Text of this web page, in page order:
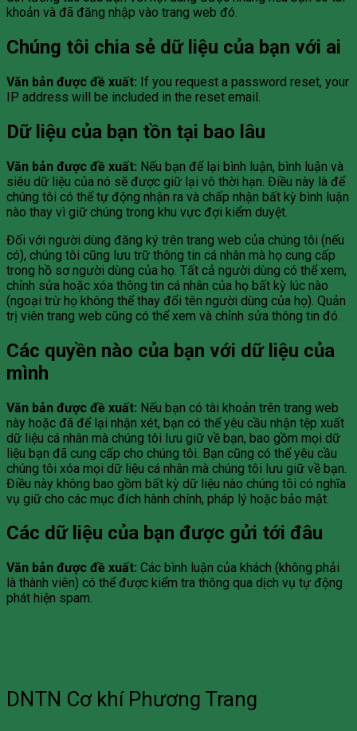
khoản và đã đăng nhập vào trang web đó.
Chúng tôi chia sẻ dữ liệu của bạn với ai
Văn bản được đề xuất: If you request a password reset, your
IP address will be included in the reset email.
Dữ liệu của bạn tồn tại bao lâu
Văn bản được đề xuất: Nếu bạn để lại bình luận, bình luận và
siêu dữ liệu của nó sẽ được giữ lại vô thời hạn. Điều này là để
chúng tôi có thể tự động nhận ra và chấp nhận bất kỳ bình luận
nào thay vì giữ chúng trong khu vực đợi kiểm duyệt.
Đối với người dùng đăng ký trên trang web của chúng tôi (nếu
có), chúng tôi cũng lưu trữ thông tin cá nhân mà họ cung cấp
trong hồ sơ người dùng của họ. Tất cả người dùng có thể xem,
chỉnh sửa hoặc xóa thông tin cá nhân của họ bất kỳ lúc nào
(ngoại trừ họ không thể thay đổi tên người dùng của họ). Quản
trị viên trang web cũng có thể xem và chỉnh sửa thông tin đó.
Các quyền nào của bạn với dữ liệu của
mình
Văn bản được đề xuất: Nếu bạn có tài khoản trên trang web
này hoặc đã để lại nhận xét, bạn có thể yêu cầu nhận tệp xuất
dữ liệu cá nhân mà chúng tôi lưu giữ về bạn, bao gồm mọi dữ
liệu bạn đã cung cấp cho chúng tôi. Bạn cũng có thể yêu cầu
chúng tôi xóa mọi dữ liệu cá nhân mà chúng tôi lưu giữ về bạn.
Điều này không bao gồm bất kỳ dữ liệu nào chúng tôi có nghĩa
vụ giữ cho các mục đích hành chính, pháp lý hoặc bảo mật.
Các dữ liệu của bạn được gửi tới đâu
Văn bản được đề xuất: Các bình luận của khách (không phải
là thành viên) có thể được kiểm tra thông qua dịch vụ tự động
phát hiện spam.
DNTN Cơ khí Phương Trang